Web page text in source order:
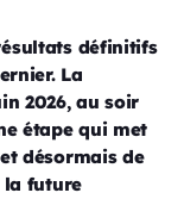
définitifs
La
2026, au soir
étape qui met
désormais de
la future